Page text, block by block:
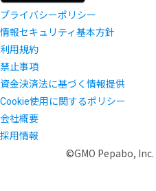
プライバシーポリシー
情報セキュリティ基本方針
利用規約
禁止事項
資金決済法に基づく情報提供
Cookie使用に関するポリシー
会社概要
採用情報
©GMO Pepabo,